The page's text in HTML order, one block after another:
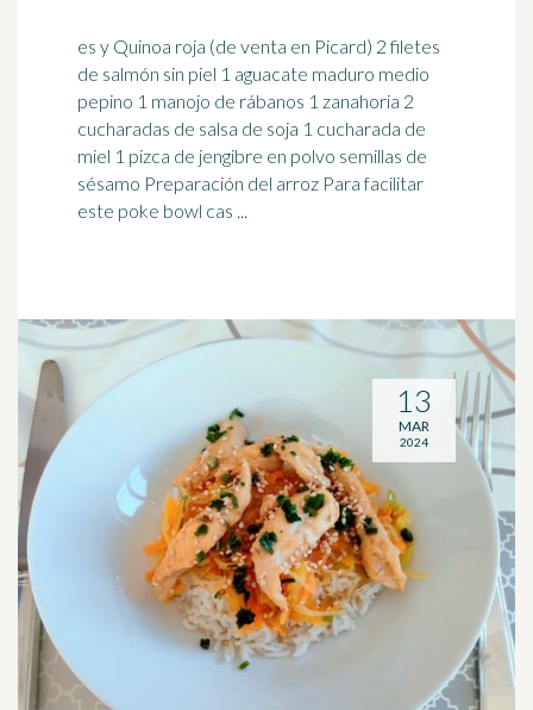
es y Quinoa roja (de venta en Picard) 2 filetes
de salmón sin piel 1 aguacate maduro medio
pepino 1 manojo de rábanos 1 zanahoria 2
cucharadas de salsa de soja 1 cucharada de
miel 1 pizca de jengibre en polvo semillas de
sésamo Preparación del arroz Para facilitar
este poke bowl cas ...
13
MAR
2024